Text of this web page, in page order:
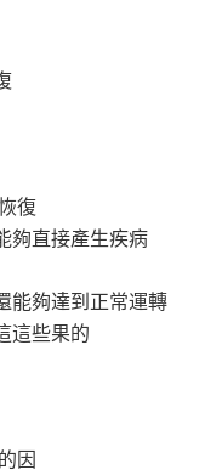
復
夠直接產生疾病
能夠達到正常運轉
這些果的
因